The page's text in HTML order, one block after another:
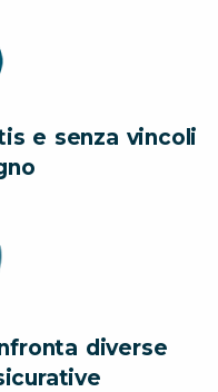
e senza vincoli
diverse